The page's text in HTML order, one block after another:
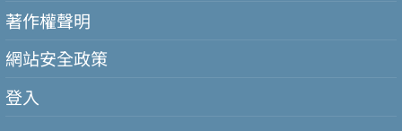
著作權聲明
網站安全政策
登入